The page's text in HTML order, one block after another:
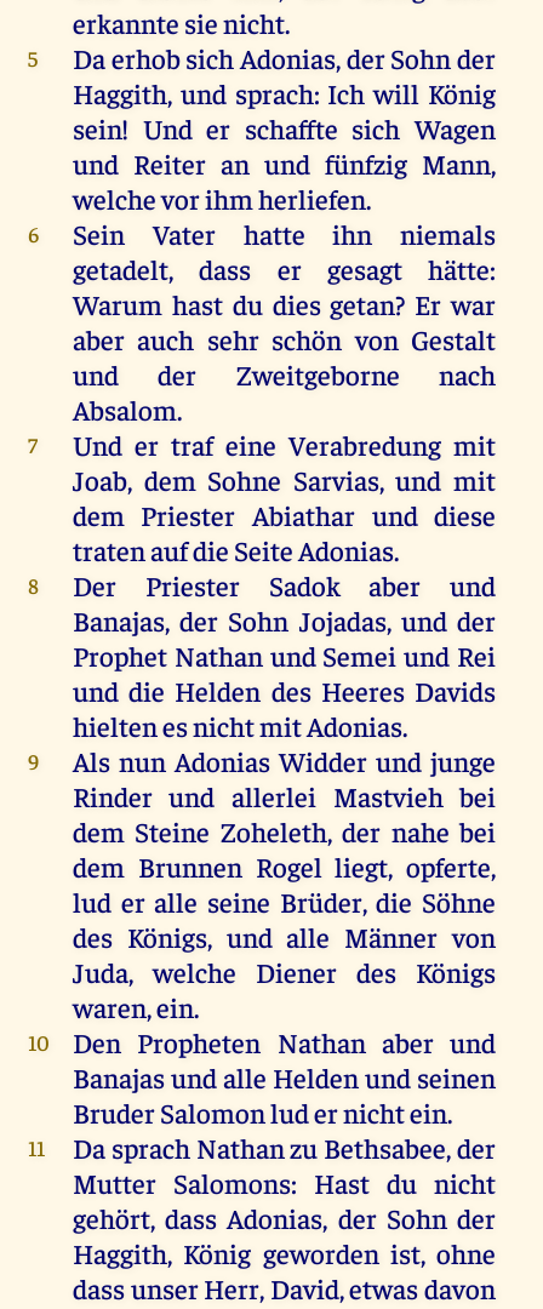
erkannte sie nicht.
5
Da erhob sich Adonias, der Sohn der
Haggith, und sprach: Ich will König
sein! Und er schaffte sich Wagen
und Reiter an und fünfzig Mann,
welche vor ihm herliefen.
6
Sein Vater hatte ihn niemals
getadelt, dass er gesagt hätte:
Warum hast du dies getan? Er war
aber auch sehr schön von Gestalt
und der Zweitgeborne nach
Absalom.
7
Und er traf eine Verabredung mit
Joab, dem Sohne Sarvias, und mit
dem Priester Abiathar und diese
traten auf die Seite Adonias.
8
Der Priester Sadok aber und
Banajas, der Sohn Jojadas, und der
Prophet Nathan und Semei und Rei
und die Helden des Heeres Davids
hielten es nicht mit Adonias.
9
Als nun Adonias Widder und junge
Rinder und allerlei Mastvieh bei
dem Steine Zoheleth, der nahe bei
dem Brunnen Rogel liegt, opferte,
lud er alle seine Brüder, die Söhne
des Königs, und alle Männer von
Juda, welche Diener des Königs
waren, ein.
10
Den Propheten Nathan aber und
Banajas und alle Helden und seinen
Bruder Salomon lud er nicht ein.
11
Da sprach Nathan zu Bethsabee, der
Mutter Salomons: Hast du nicht
gehört, dass Adonias, der Sohn der
Haggith, König geworden ist, ohne
dass unser Herr, David, etwas davon